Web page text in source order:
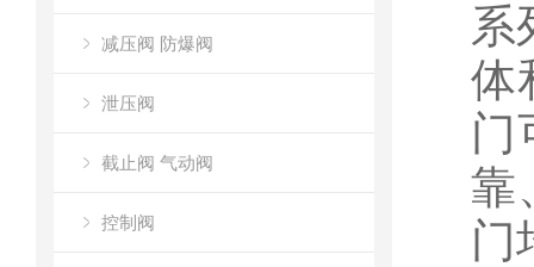
减压阀 防爆阀
泄压阀
截止阀 气动阀
控制阀
系
体
门
靠
门